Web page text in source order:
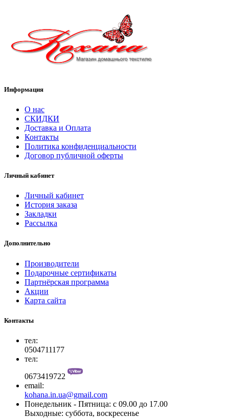
Информация
О нас
СКИДКИ
Доставка и Оплата
Контакты
Политика конфиденциальности
Договор публичной оферты
Личный кабинет
Личный кабинет
История заказа
Закладки
Рассылка
Дополнительно
Производители
Подарочные сертификаты
Партнёрская программа
Акции
Карта сайта
Контакты
тел:
0504711177
тел:
0673419722
email:
kohana.in.ua@gmail.com
Понедельник - Пятница: с 09.00 до 17.00
Выходные: суббота, воскресенье